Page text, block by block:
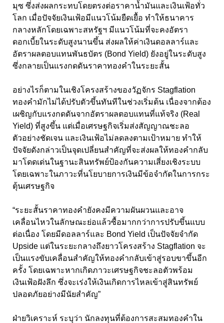
มุซ ซึ่งส่งผลกระทบโดยตรงต่อราคาน้ำมันและเงินเฟ้อทั่ว
โลก เมื่อปัจจัยเงินเฟ้อมีแนวโน้มยืดเยื้อ ทำให้ธนาคาร
กลางหลักโดยเฉพาะสหรัฐฯ มีแนวโน้มที่จะคงอัตรา
ดอกเบี้ยในระดับสูงนานขึ้น ส่งผลให้ค่าเงินดอลลาร์และ
อัตราผลตอบแทนพันธบัตร (Bond Yield) ยังอยู่ในระดับสูง
ซึ่งกลายเป็นแรงกดดันราคาทองคำในระยะสั้น
อย่างไรก็ตามในเชิงโครงสร้างของวัฏจักร Stagflation
ทองคำมักไม่ได้ปรับตัวขึ้นทันทีในช่วงเริ่มต้น เนื่องจากต้อง
เผชิญกับแรงกดดันจากอัตราผลตอบแทนที่แท้จริง (Real
Yield) ที่สูงขึ้น แต่เมื่อเศรษฐกิจเริ่มส่งสัญญาณชะลอ
ตัวอย่างชัดเจน และเงินเฟ้อไม่ลดลงตามเป้าหมาย ทำให้
ปัจจัยดังกล่าวเป็นจุดเปลี่ยนสำคัญที่จะส่งผลให้ทองคำกลับ
มาโดดเด่นในฐานะสินทรัพย์ป้องกันความเสี่ยงเชิงระบบ
โดยเฉพาะในภาวะที่นโยบายการเงินมีข้อจำกัดในการกระ
ตุ้นเศรษฐกิจ
“ระยะสั้นราคาทองคำยังคงมีความผันผวนและอาจ
เคลื่อนไหวในลักษณะย่อแล้วซื้อมากกว่าการปรับขึ้นแบบ
ต่อเนื่อง โดยมีดอลลาร์และ Bond Yield เป็นปัจจัยจำกัด
Upside แต่ในระยะกลางถึงยาวโครงสร้าง Stagflation จะ
เป็นแรงขับเคลื่อนสำคัญให้ทองคำกลับเข้าสู่รอบขาขึ้นอีก
ครั้ง โดยเฉพาะหากเกิดภาวะเศรษฐกิจชะลอตัวพร้อม
เงินเฟ้อฝังลึก ซึ่งจะเร่งให้เงินเกิดการไหลเข้าสู่สินทรัพย์
ปลอดภัยอย่างมีนัยสำคัญ”
ฝ่ายวิเคราะห์ ระบุว่า นักลงทุนที่ต้องการสะสมทองคำใน